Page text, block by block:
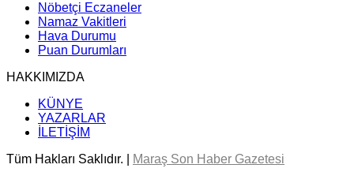
Nöbetçi Eczaneler
Namaz Vakitleri
Hava Durumu
Puan Durumları
HAKKIMIZDA
KÜNYE
YAZARLAR
İLETİŞİM
Tüm Hakları Saklıdır. |
Maraş Son Haber Gazetesi